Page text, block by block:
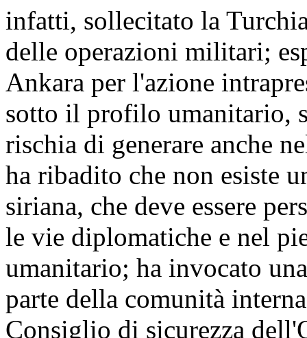
infatti, sollecitato la
delle operazioni militari;
Ankara per l'azione
sotto il profilo umanitario,
rischia di generare anche
ha ribadito che non esiste
siriana, che deve essere
le vie diplomatiche e nel
umanitario; ha invocato
parte della comunità
Consiglio di sicurezza